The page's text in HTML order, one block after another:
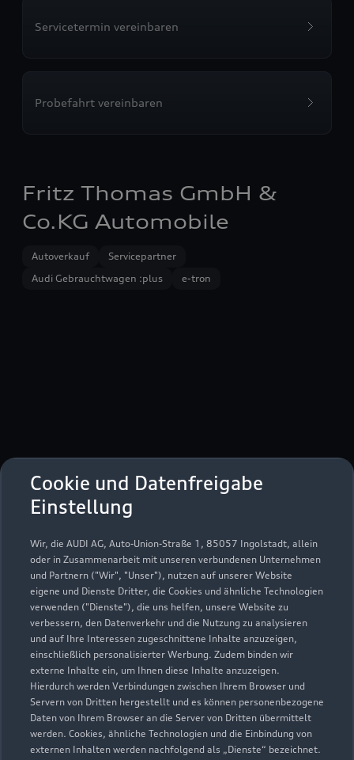
Cookie und Datenfreigabe
Einstellung
Wir, die AUDI AG, Auto-Union-Straße 1, 85057 Ingolstadt, allein
oder in Zusammenarbeit mit unseren verbundenen Unternehmen
und Partnern ("Wir", "Unser"), nutzen auf unserer Website
eigene und Dienste Dritter, die Cookies und ähnliche Technologien
verwenden ("Dienste"), die uns helfen, unsere Website zu
verbessern, den Datenverkehr und die Nutzung zu analysieren
und auf Ihre Interessen zugeschnittene Inhalte anzuzeigen,
einschließlich personalisierter Werbung. Zudem binden wir
externe Inhalte ein, um Ihnen diese Inhalte anzuzeigen.
Hierdurch werden Verbindungen zwischen Ihrem Browser und
Servern von Dritten hergestellt und es können personenbezogene
Daten von Ihrem Browser an die Server von Dritten übermittelt
werden. Cookies, ähnliche Technologien und die Einbindung von
externen Inhalten werden nachfolgend als „Dienste“ bezeichnet.
Servicetermin vereinbaren
Probefahrt vereinbaren
Fritz Thomas GmbH &
Co.KG Automobile
Autoverkauf
Servicepartner
Audi Gebrauchtwagen :plus
e-tron
29227 Celle
05141 98450
ah.fritzthomas@autohaus-thomas-celle.de
Kontaktdaten herunterladen
Öffnungszeiten